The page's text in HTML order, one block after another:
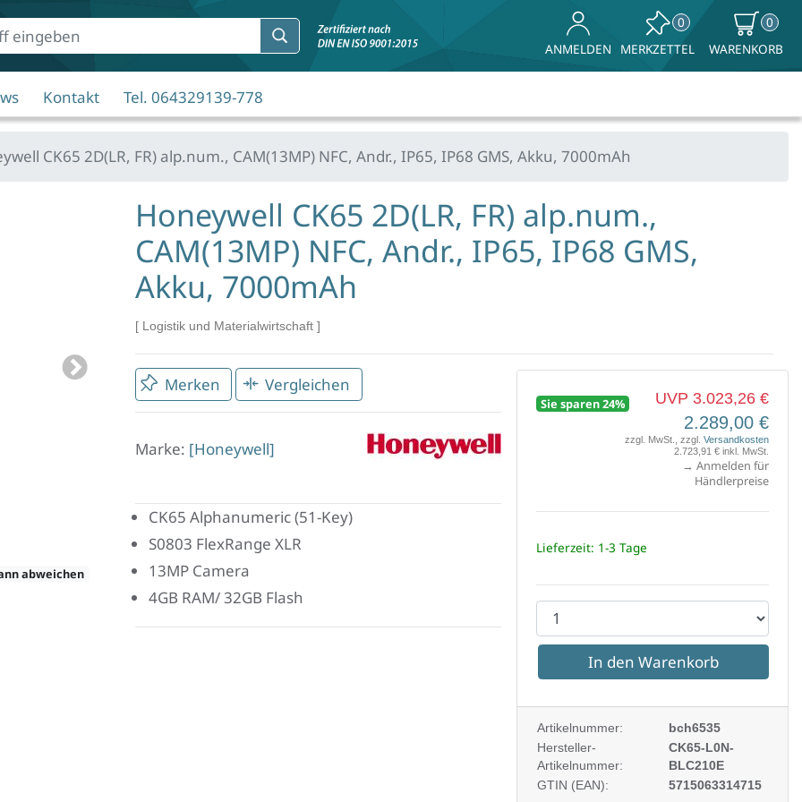
ANMELDEN
0
MERKZETTEL
0
WARENKORB
Kontakt Tel. 064329139-778
CK65 2D(LR, FR) alp.num., CAM(13MP) NFC, Andr., IP65, IP68 GMS, Akku, 7000mAh
Next
abweichen
Honeywell CK65 2D(LR, FR) alp.num.,
CAM(13MP) NFC, Andr., IP65, IP68 GMS,
Akku, 7000mAh
Logistik und Materialwirtschaft
Merken Vergleichen
Marke: [Honeywell]
Honeywell
CK65 Alphanumeric (51-Key)
S0803 FlexRange XLR
13MP Camera
4GB RAM/ 32GB Flash
Sie sparen 24% UVP 3.023,26 €
2.289,00 €
zzgl. MwSt., zzgl. Versandkosten
2.723,91 € inkl. MwSt.
→ Anmelden für
Händlerpreise
Lieferzeit: 1-3 Tage
r
u
k
t
Artikelnummer:
bch6535
Hersteller-
Artikelnummer:
CK65-L0N-
BLC210E
GTIN (EAN):
5715063314715